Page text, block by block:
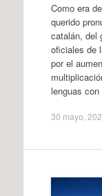
Como era
querido
catalán, del
oficiales de
por el
lenguas
30 mayo,